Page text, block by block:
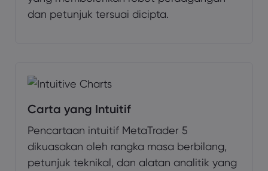
dan petunjuk tersuai dicipta.
Carta yang Intuitif
Pencartaan intuitif MetaTrader 5
dikuasakan oleh rangka masa berbilang,
petunjuk teknikal, dan alatan analitik yang